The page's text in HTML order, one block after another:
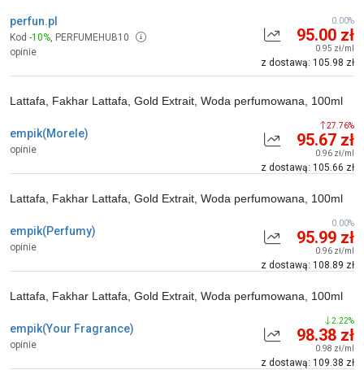
perfun.pl
Kod -10%, PERFUMEHUB10
opinie
95.00 zł
0.95 zł/ml
z dostawą: 105.98 zł
0.00%
empik(Morele)
opinie
Lattafa, Fakhar Lattafa, Gold Extrait, Woda perfumowana, 100ml
95.67 zł
0.96 zł/ml
z dostawą: 105.66 zł
27.76%
empik(Perfumy)
opinie
Lattafa, Fakhar Lattafa, Gold Extrait, Woda perfumowana, 100ml
95.99 zł
0.96 zł/ml
z dostawą: 108.89 zł
0.00%
empik(Your Fragrance)
opinie
Lattafa, Fakhar Lattafa, Gold Extrait, Woda perfumowana, 100ml
98.38 zł
0.98 zł/ml
z dostawą: 109.38 zł
2.22%